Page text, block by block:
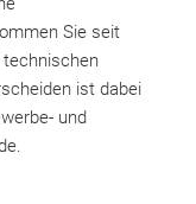
Sie seit
technischen
ist dabei
und